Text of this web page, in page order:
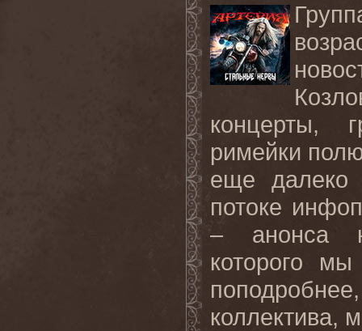
концерты,
римейки
еще далеко
потоке
– анонса
которого
коллектива,